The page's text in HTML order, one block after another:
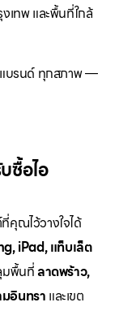
เทพ และพื้นที่ใกล้
แบรนด์ ทุกสภาพ —
ซื้อไอ
คุณไว้วางใจได้
iPad, แท็บเล็ต
มพื้นที่ลาดพร้าว,
อินทรา และเขต